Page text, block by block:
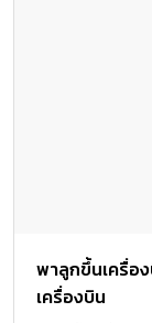
พาลูกขึ้นเครื่อ
เครื่องบิน